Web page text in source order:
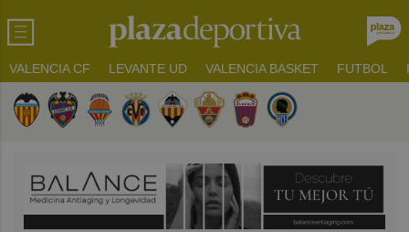
VALENCIA CF LEVANTE UD VALENCIA BASKET FUTBOL